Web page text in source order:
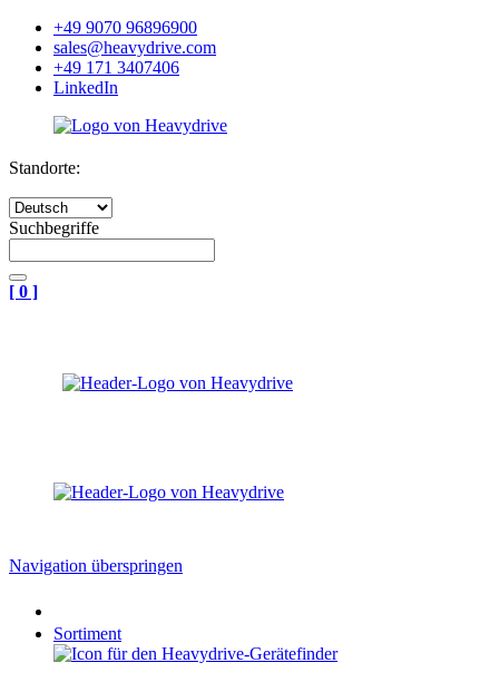
+49 9070 96896900
sales@heavydrive.com
+49 171 3407406
LinkedIn
Standorte:
Suchbegriffe
[ 0 ]
Navigation überspringen
Sortiment